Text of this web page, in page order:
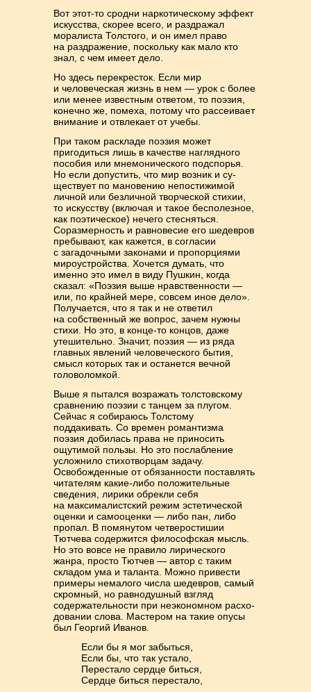
Вот этот-то сродни наркотическому эффект
искусства, скорее всего, и раздра­жал
моралиста Толстого, и он имел право
на раздражение, поскольку как мало кто
знал, с чем имеет дело.
Но здесь перекресток. Если мир
и человеческая жизнь в нем — урок с более
или менее известным ответом, то поэзия,
конечно же, помеха, потому что рассеивает
внимание и отвлекает от учебы.
При таком раскладе поэзия может
пригодиться лишь в качестве наглядного
по­со­бия или мнемонического подспорья.
Но если допустить, что мир возник и су­
ществует по мановению непостижимой
личной или безличной творческой стихии,
то искусству (включая и такое бесполезное,
как поэтическое) нечего стесняться.
Соразмерность и равновесие его шедевров
пребывают, как кажется, в согласии
с загадочными законами и пропорциями
мироустройства. Хочется думать, что
именно это имел в виду Пушкин, когда
сказал: «Поэзия выше нрав­ст­венности —
или, по крайней мере, совсем иное дело».
Получается, что я так и не ответил
на собственный же вопрос, зачем нужны
стихи. Но это, в конце-то концов, даже
утешительно. Значит, поэзия — из ряда
главных явлений челове­че­­ского бытия,
смысл которых так и останется вечной
головоломкой.
Выше я пытался возражать толстовскому
сравнению поэзии с танцем за плу­гом.
Сейчас я собираюсь Толстому
поддакивать. Со времен романтизма
поэзия добилась права не приносить
ощутимой пользы. Но это послабление
услож­нило стихотворцам задачу.
Освобожденные от обязанности поставлять
чита­телям какие-либо положительные
сведения, лирики обрекли себя
на максима­листский режим эстетической
оценки и самооценки — либо пан, либо
пропал. В помянутом четверостишии
Тютчева содержится философская мысль.
Но это вовсе не правило лирического
жанра, просто Тютчев — автор с таким
складом ума и таланта. Можно привести
примеры немалого числа шедевров, самый
скром­­ный, но равнодушный взгляд
содержательности при неэкономном рас­хо­
довании слова. Мастером на такие опусы
был Георгий Иванов.
Если бы я мог забыться,
Если бы, что так устало,
Перестало сердце биться,
Сердце биться перестало,